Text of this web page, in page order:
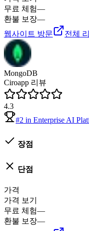
무료 체험—
환불 보장—
웹사이트 방문
전체
MongoDB
Ciroapp 리뷰
4.3
#2 in Enterprise AI
장점
단점
가격
가격 보기
무료 체험—
환불 보장—